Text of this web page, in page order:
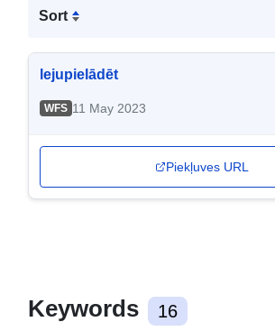
Sort
lejupielādēt
WFS 11 May 2023
Piekļuves URL
Keywords 16